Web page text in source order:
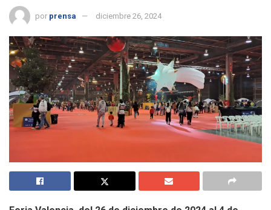
por prensa diciembre 26, 2024